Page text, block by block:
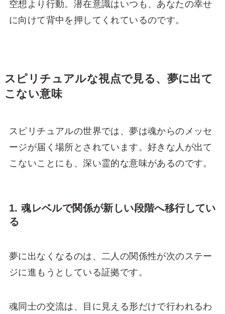
空想より行動。潜在意識はいつも、あなたの幸せ
に向けて背中を押してくれているのです。
スピリチュアルな視点で見る、夢に出て
こない意味
スピリチュアルの世界では、夢は魂からのメッセ
ージが届く場所とされています。好きな人が出て
こないことにも、深い霊的な意味があるのです。
1. 魂レベルで関係が新しい段階へ移行してい
る
夢に出なくなるのは、二人の関係性が次のステー
ジに進もうとしている証拠です。
魂同士の交流は、目に見える形だけで行われるわ